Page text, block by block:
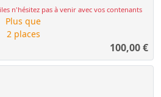
n'hésitez pas à venir avec vos contenants
Plus que
2 places
100,00€